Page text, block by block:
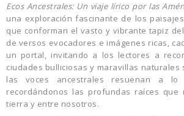
Ecos Ancestrales: Un viaje lírico por las
una exploración fascinante de los
que conforman el vasto y vibrante tapiz
de versos evocadores e imágenes ricas,
un portal, invitando a los lectores a
ciudades bulliciosas y maravillas naturales
las voces ancestrales resuenan a
recordándonos las profundas raíces que
tierra y entre nosotros.